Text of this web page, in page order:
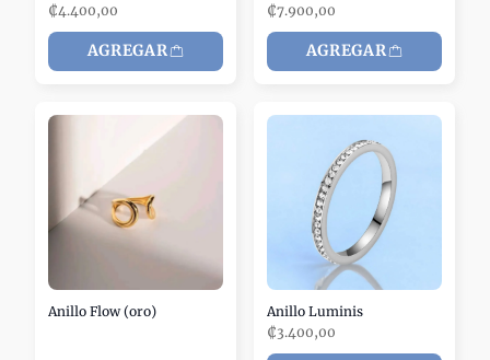
₡4.400,00
AGREGAR
₡7.900,00
AGREGAR
Anillo Flow (oro)
Anillo Luminis
₡3.400,00